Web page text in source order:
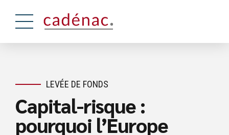
LEVÉE DE FONDS
Capital-risque :
pourquoi l’Europe